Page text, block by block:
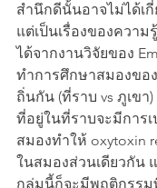
สำนึกดีนั้นอาจไม่ได้เ
แต่เป็นเรื่องของควา
ได้จากงานวิจัยของ
ทำการศึกษาสมองขอ
ถิ่นกัน (ที่ราบ vs ภูเข
ที่อยู่ในที่ราบจะมีการ
สมองทำให้ oxytoxin
ในสมองส่วนเดียวกัน
กลุ่มนี้ก็จะมีพฤติกรร